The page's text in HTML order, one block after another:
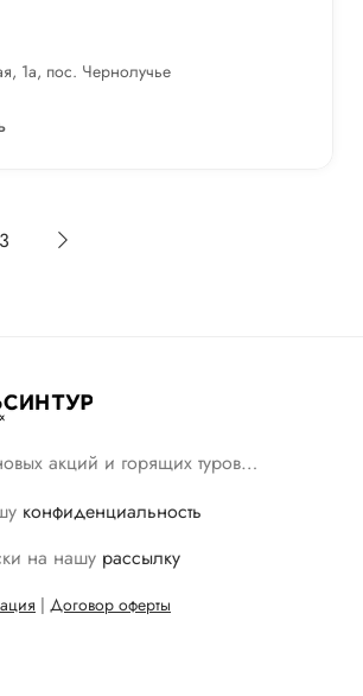
1а, пос. Чернолучье
3
акций и горящих туров…
конфиденциальность
на нашу рассылку
| Договор оферты